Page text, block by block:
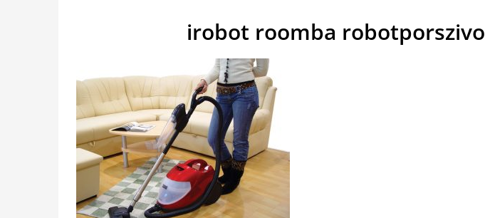
irobot roomba robotporszivo